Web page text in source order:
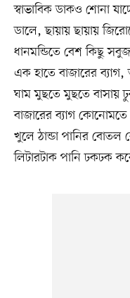
স্বাভাবিক ডাকও শোনা
ডালে, ছায়ায় ছায়ায়
ধানমন্ডিতে বেশ কিছু
এক হাতে বাজারের ব্যাগ,
ঘাম মুছতে মুছতে বাসায়
বাজারের ব্যাগ
খুলে ঠান্ডা পানির বোতল
লিটারটাক পানি ঢকঢক